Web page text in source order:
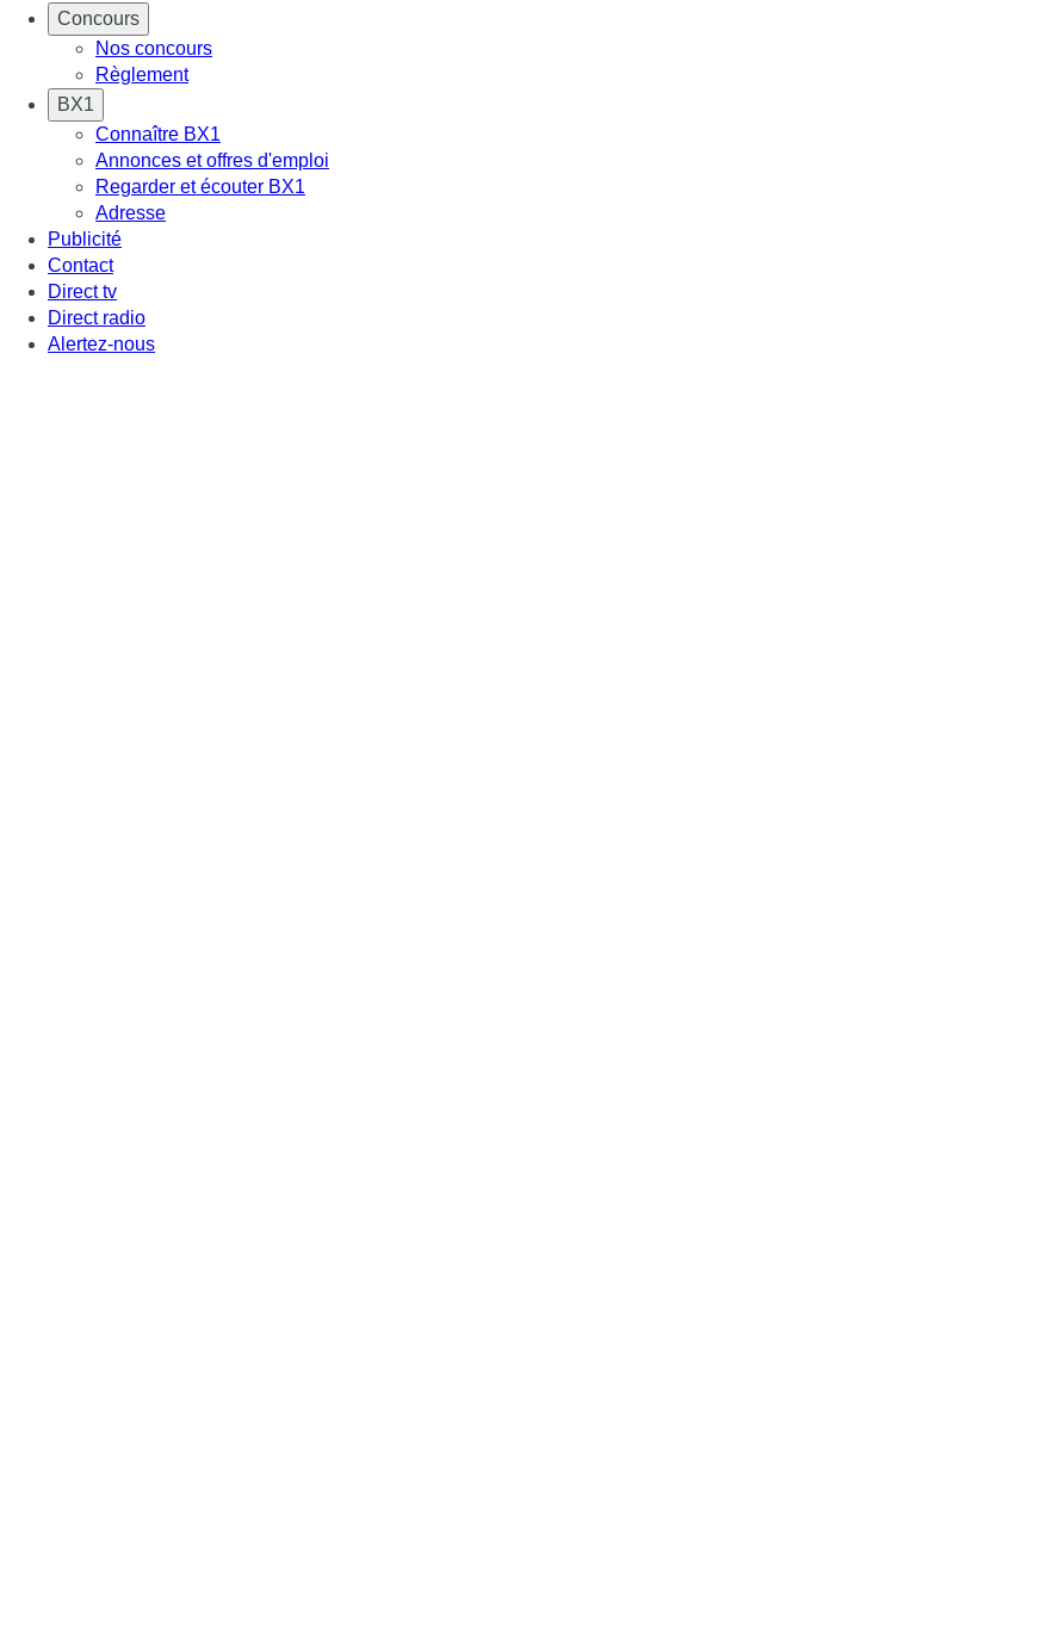
Concours
Nos concours
Règlement
BX1
Connaître BX1
Annonces et offres d'emploi
Regarder et écouter BX1
Adresse
Publicité
Contact
Direct tv
Direct radio
Alertez-nous